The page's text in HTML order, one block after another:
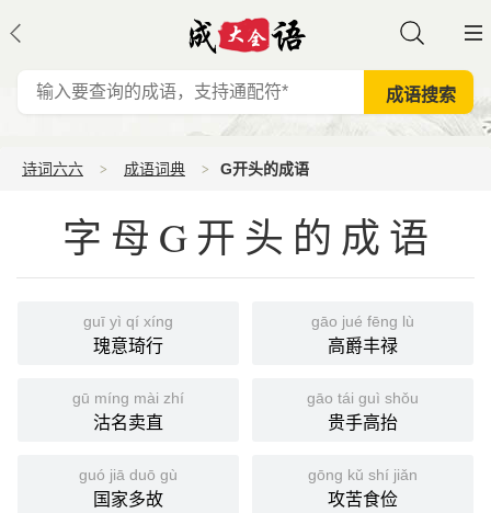
诗词六六 成语词典 G开头的成语
字母G开头的成语
guī yì qí xíng
瑰意琦行
gāo jué fēng lù
高爵丰禄
gū míng mài zhí
沽名卖直
gāo tái guì shǒu
贵手高抬
guó jiā duō gù
国家多故
gōng kǔ shí jiǎn
攻苦食俭